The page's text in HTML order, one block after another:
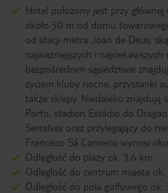
Hotel położony jest przy głównej
około 50 m od domu
od stacji metra Joao de Deus,
najważniejszych i najciekawszych
bezpośrednim sąsiedztwie
życiem kluby nocne, przystanki
także sklepy. Niedaleko znajdują
Porto, stadion Estádio do
Serralves oraz przylegający do
Francisco Sá Carneiro wynosi
Odległość do plaży ok. 3,6 km
Odległość do centrum miasta
Odległość do pola golfowego ok.